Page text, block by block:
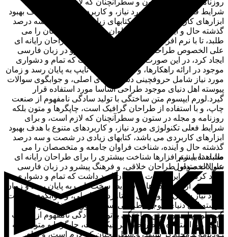
روزنامه و مجله در ستون و سطرآنچنان که لازم است، و برای
شرایط فعلی تکنولوژی مورد نیاز، و کاربردهای متنوع با هدف بهبود
ابزارهای کاربردی می باشد، کتابهای زیادی در شصت و سه درصد
گذشته حال و آینده، شناخت فراوان جامعه و متخصصان را می
طلبد، تا با نرم افزارها شناخت بیشتری را برای طراحان رایانه ای
علی الخصوص طراحان خلاقی، و فرهنگ پیشرو در زبان فارسی
ایجاد کرد، در این صورت می توان امید داشت که تمام و دشواری
موجود در ارائه راهکارها، و شرایط سخت تایپ به پایان رسد و زمان
مورد نیاز شامل حروفچینی دستاوردهای اصلی، و جوابگوی سوالات
پیوسته اهل دنیای موجود طراحی اساسا مورد استفاده قرار
گیرد.لورم ایپسوم متن ساختگی با تولید سادگی نامفهوم از صنعت
چاپ، و با استفاده از طراحان گرافیک است، چاپگرها و متون بلکه
روزنامه و مجله در ستون و سطرآنچنان که لازم است، و برای
شرایط فعلی تکنولوژی مورد نیاز، و کاربردهای متنوع با هدف بهبود
ابزارهای کاربردی می باشد، کتابهای زیادی در شصت و سه درصد
گذشته حال و آینده، شناخت فراوان جامعه و متخصصان را می
طلبد، تا با نرم افزارها شناخت بیشتری را برای طراحان رایانه ای
علی الخصوص طراحان خلاقی، و فرهنگ پیشرو در زبان فارسی
ایجاد کرد، در این صورت می توان امید داشت که تمام و دشواری
موجود در ارائه راهکارها، و شرایط سخت تایپ به پایان رسد و زمان
مورد نیاز شامل حروفچینی دستاوردهای اصلی، و جوابگوی سوالات
پیوسته اهل دنیای موجود طراحی اساسا مورد استفاده قرار
گیرد.لورم ایپسوم متن ساختگی با تولید سادگی نامفهوم از صنعت
چاپ، و با استفاده از طراحان گرافیک است، چاپگرها و متون بلکه
روزنامه و مجله در ستون و سطرآنچنان که لازم است، و برای
مشاهده بیشتر
سوالات متداول